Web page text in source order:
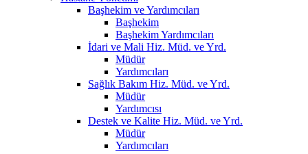
Başhekim ve Yardımcıları
Başhekim
Başhekim Yardımcıları
İdari ve Mali Hiz. Müd. ve Yrd.
Müdür
Yardımcıları
Sağlık Bakım Hiz. Müd. ve Yrd.
Müdür
Yardımcısı
Destek ve Kalite Hiz. Müd. ve Yrd.
Müdür
Yardımcıları